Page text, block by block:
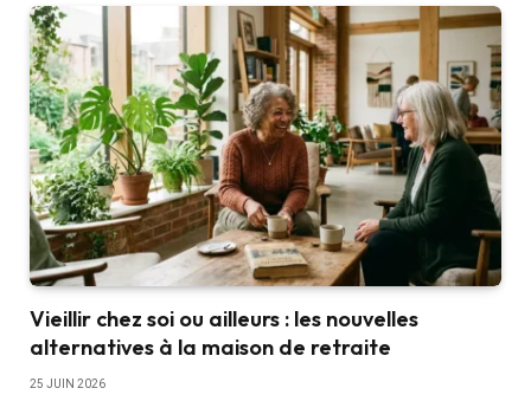
Vieillir chez soi ou ailleurs : les nouvelles
alternatives à la maison de retraite
25 JUIN 2026